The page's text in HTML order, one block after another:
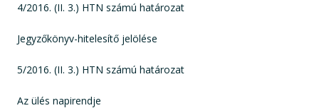
4/2016. (II. 3.) HTN számú határozat
Jegyzőkönyv-hitelesítő jelölése
5/2016. (II. 3.) HTN számú határozat
Az ülés napirendje